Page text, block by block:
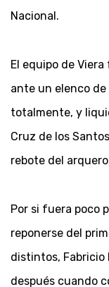
Nacional.
El equipo de
ante un elenco
totalmente, y
Cruz de los
rebote del
Por si fuera poco
reponerse del
distintos, Fabricio
después cuando